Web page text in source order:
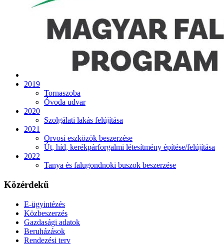
2019
Tornaszoba
Óvoda udvar
2020
Szolgálati lakás felújítása
2021
Orvosi eszközök beszerzése
Út, híd, kerékpárforgalmi létesítmény építése/felújítása
2022
Tanya és falugondnoki buszok beszerzése
Közérdekű
E-ügyintézés
Közbeszerzés
Gazdasági adatok
Beruházások
Rendezési terv